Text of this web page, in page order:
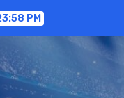
PM